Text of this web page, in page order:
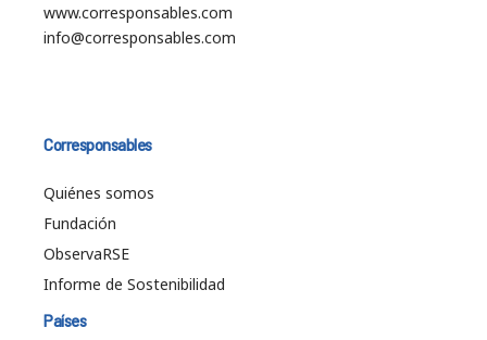
www.corresponsables.com
info@corresponsables.com
Corresponsables
Quiénes somos
Fundación
ObservaRSE
Informe de Sostenibilidad
Países